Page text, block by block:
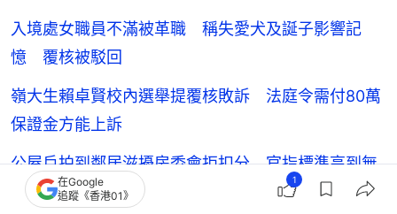
入境處女職員不滿被革職 稱失愛犬及誕子影響記
憶 覆核被駁回
嶺大生賴卓賢校內選舉提覆核敗訴 法庭令需付80萬
保證金方能上訴
公屋戶拍到鄰居滋擾房委會拒扣分 官指標準高到無
可能 裁住戶勝
在Google
追蹤《香港01》
1